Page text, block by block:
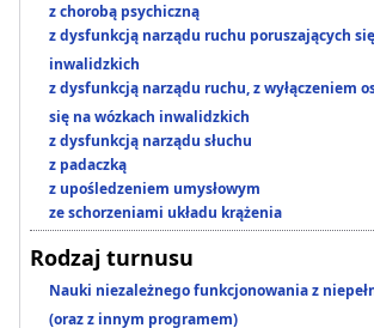
z chorobą psychiczną
z dysfunkcją narządu ruchu poruszających
inwalidzkich
z dysfunkcją narządu ruchu, z wyłączeniem
się na wózkach inwalidzkich
z dysfunkcją narządu słuchu
z padaczką
z upośledzeniem umysłowym
ze schorzeniami układu krążenia
Rodzaj turnusu
Nauki niezależnego funkcjonowania z
(oraz z innym programem)